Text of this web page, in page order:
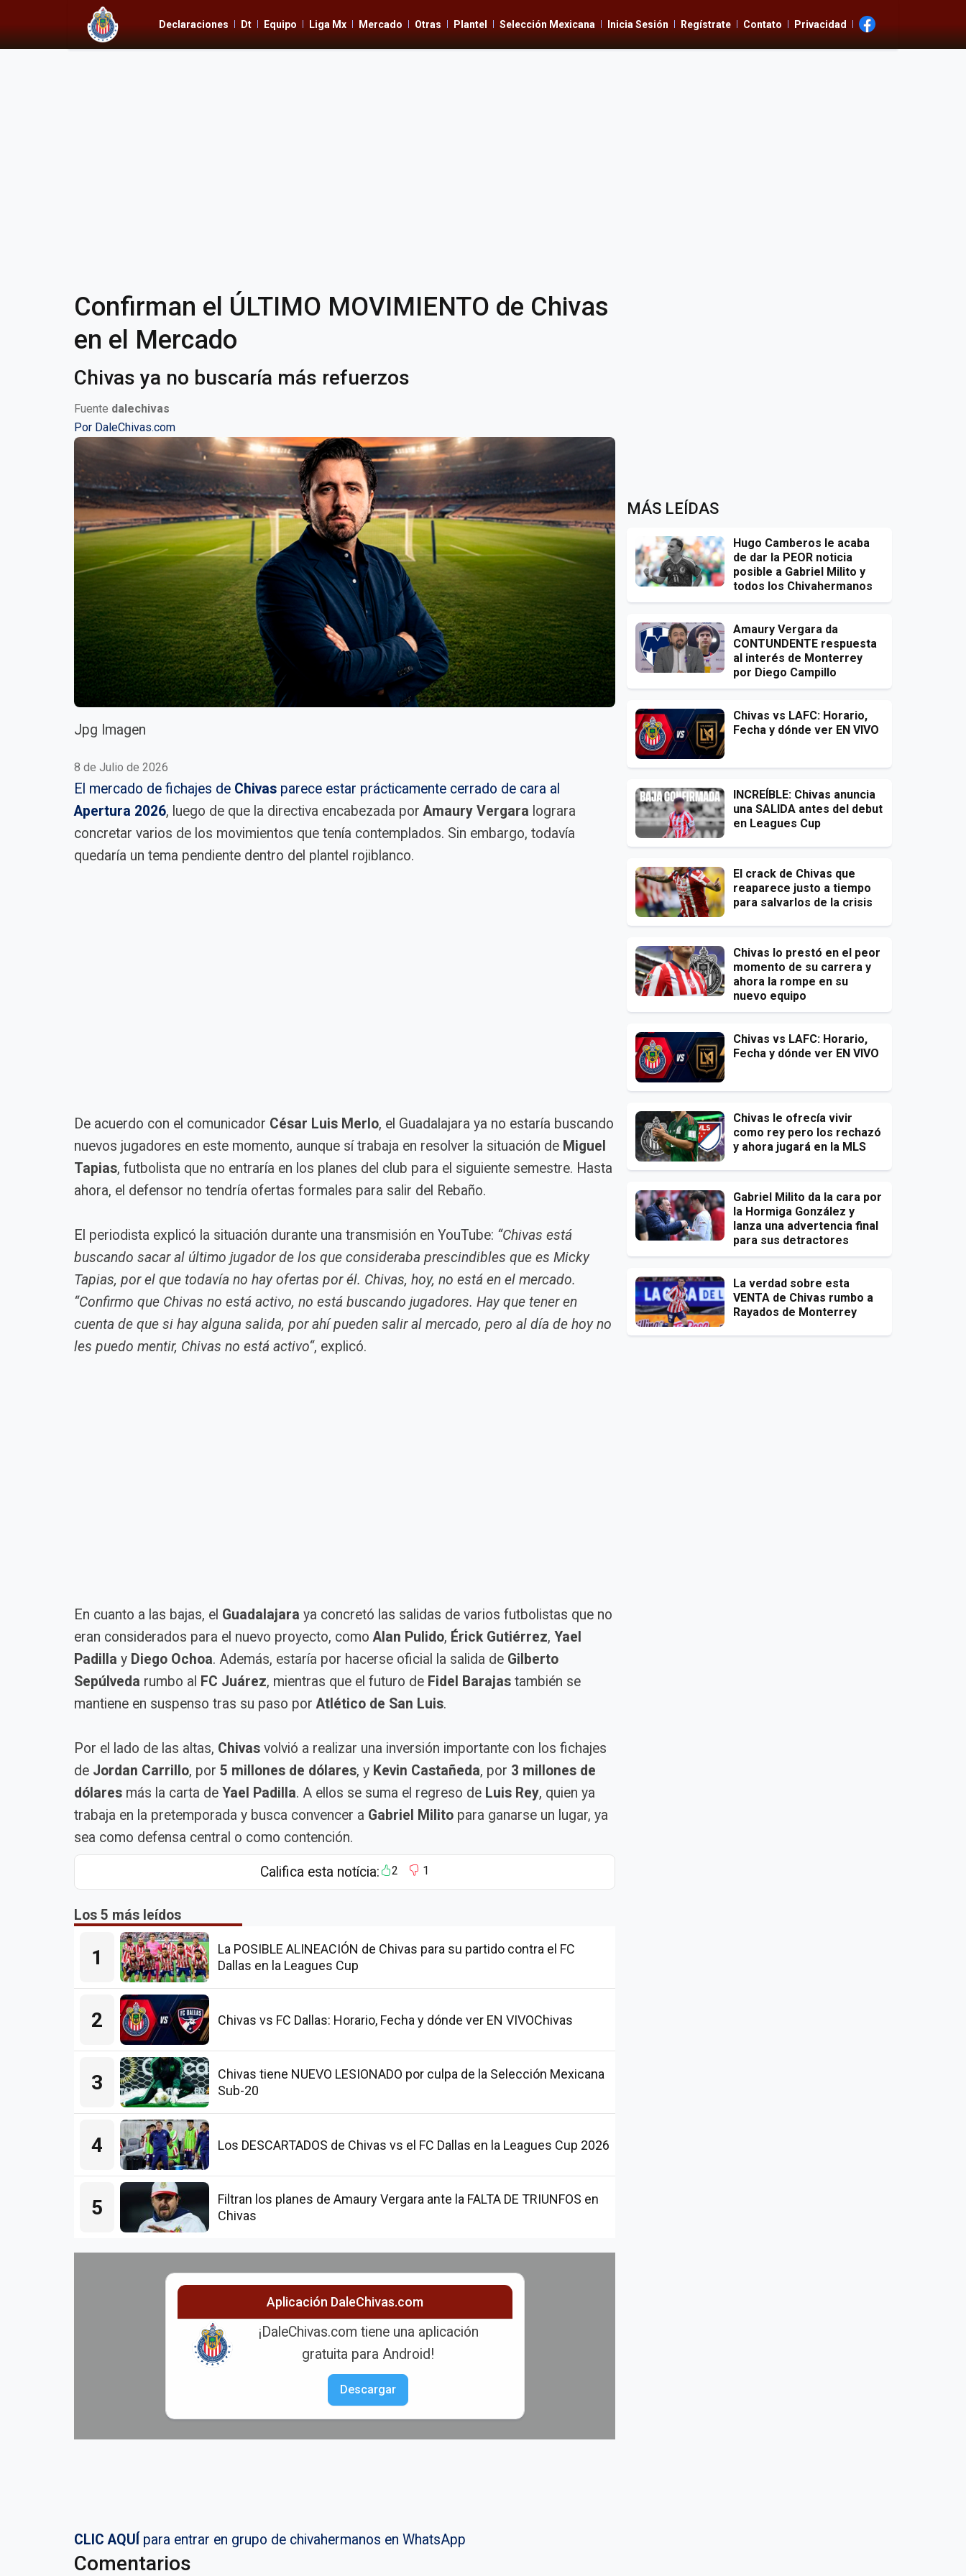
Declaraciones Dt Equipo Liga Mx Mercado Otras Plantel Selección Mexicana Inicia Sesión Regístrate Contato Privacidad
Confirman el ÚLTIMO MOVIMIENTO de Chivas
en el Mercado
Chivas ya no buscaría más refuerzos
Fuente dalechivas
Por DaleChivas.com
Jpg Imagen
8 de Julio de 2026
El mercado de fichajes de Chivas parece estar prácticamente cerrado de cara al
Apertura 2026, luego de que la directiva encabezada porAmaury Vergara lograra
concretar varios de los movimientos que tenía contemplados. Sin embargo, todavía
quedaría un tema pendiente dentro del plantel rojiblanco.
De acuerdo con el comunicador César Luis Merlo, el Guadalajara ya no estaría buscando
nuevos jugadores en este momento, aunque sí trabaja en resolver la situación de Miguel
Tapias, futbolista que no entraría en los planes del club para el siguiente semestre. Hasta
ahora, el defensor no tendría ofertas formales para salir del Rebaño.
El periodista explicó la situación durante una transmisión en YouTube: “Chivas está
buscando sacar al último jugador de los que consideraba prescindibles que es Micky
Tapias, por el que todavía no hay ofertas por él. Chivas, hoy, no está en el mercado.
“Confirmo que Chivas no está activo, no está buscando jugadores. Hay que tener en
cuenta de que si hay alguna salida, por ahí pueden salir al mercado, pero al día de hoy no
les puedo mentir, Chivas no está activo“, explicó.
En cuanto a las bajas, el Guadalajara ya concretó las salidas de varios futbolistas que no
eran considerados para el nuevo proyecto, comoAlan Pulido, Érick Gutiérrez, Yael
Padilla y Diego Ochoa. Además, estaría por hacerse oficial la salida de Gilberto
Sepúlveda rumbo al FC Juárez, mientras que el futuro de Fidel Barajas también se
mantiene en suspenso tras su paso porAtlético de San Luis.
Por el lado de las altas, Chivas volvió a realizar una inversión importante con los fichajes
de Jordan Carrillo, por 5 millones de dólares, y Kevin Castañeda, por 3 millones de
dólares más la carta de Yael Padilla. A ellos se suma el regreso de Luis Rey, quien ya
trabaja en la pretemporada y busca convencer a Gabriel Milito para ganarse un lugar, ya
sea como defensa central o como contención.
Califica esta notícia: 2 1
Los 5 más leídos
1
La POSIBLE ALINEACIÓN de Chivas para su partido contra el FC
Dallas en la Leagues Cup
2 Chivas vs FC Dallas: Horario, Fecha y dónde ver EN VIVOChivas
3
Chivas tiene NUEVO LESIONADO por culpa de la Selección Mexicana
Sub-20
4 Los DESCARTADOS de Chivas vs el FC Dallas en la Leagues Cup 2026
5
Filtran los planes de Amaury Vergara ante la FALTA DE TRIUNFOS en
Chivas
Aplicación DaleChivas.com
¡DaleChivas.com tiene una aplicación
gratuita para Android!
Descargar
CLIC AQUÍ para entrar en grupo de chivahermanos en WhatsApp
Comentarios
MÁS LEÍDAS
Hugo Camberos le acaba
de dar la PEOR noticia
posible a Gabriel Milito y
todos los Chivahermanos
Amaury Vergara da
CONTUNDENTE respuesta
al interés de Monterrey
por Diego Campillo
Chivas vs LAFC: Horario,
Fecha y dónde ver EN VIVO
INCREÍBLE: Chivas anuncia
una SALIDA antes del debut
en Leagues Cup
El crack de Chivas que
reaparece justo a tiempo
para salvarlos de la crisis
Chivas lo prestó en el peor
momento de su carrera y
ahora la rompe en su
nuevo equipo
Chivas vs LAFC: Horario,
Fecha y dónde ver EN VIVO
Chivas le ofrecía vivir
como rey pero los rechazó
y ahora jugará en la MLS
Gabriel Milito da la cara por
la Hormiga González y
lanza una advertencia final
para sus detractores
La verdad sobre esta
VENTA de Chivas rumbo a
Rayados de Monterrey